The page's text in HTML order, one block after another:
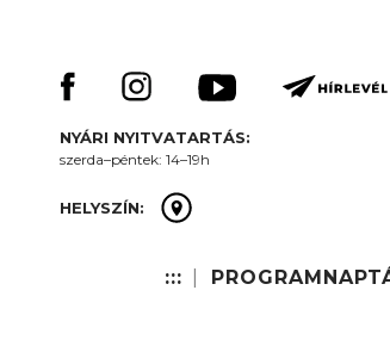
NYÁRI NYITVATARTÁS:
szerda–péntek: 14–19h
HELYSZÍN:
:::